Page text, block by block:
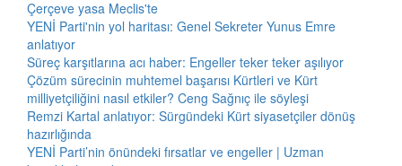
Çerçeve yasa Meclis'te
YENİ Parti'nin yol haritası: Genel Sekreter Yunus Emre
anlatıyor
Süreç karşıtlarına acı haber: Engeller teker teker aşılıyor
Çözüm sürecinin muhtemel başarısı Kürtleri ve Kürt
milliyetçiliğini nasıl etkiler? Ceng Sağnıç ile söyleşi
Remzi Kartal anlatıyor: Sürgündeki Kürt siyasetçiler dönüş
hazırlığında
YENİ Parti’nin önündeki fırsatlar ve engeller | Uzman